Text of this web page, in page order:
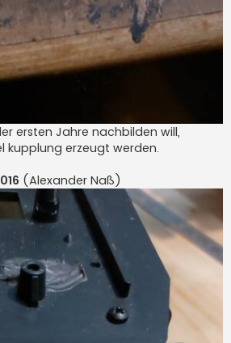
ersten Jahre nachbilden will,
kupplung erzeugt werden.
(Alexander Naß)